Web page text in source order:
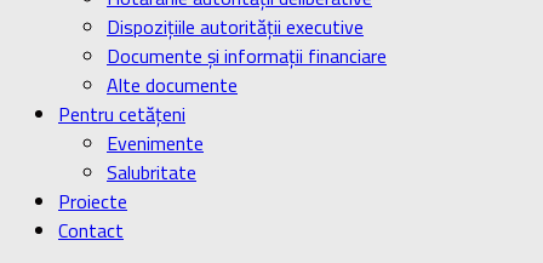
Dispozițiile autorității executive
Documente și informații financiare
Alte documente
Pentru cetățeni
Evenimente
Salubritate
Proiecte
Contact